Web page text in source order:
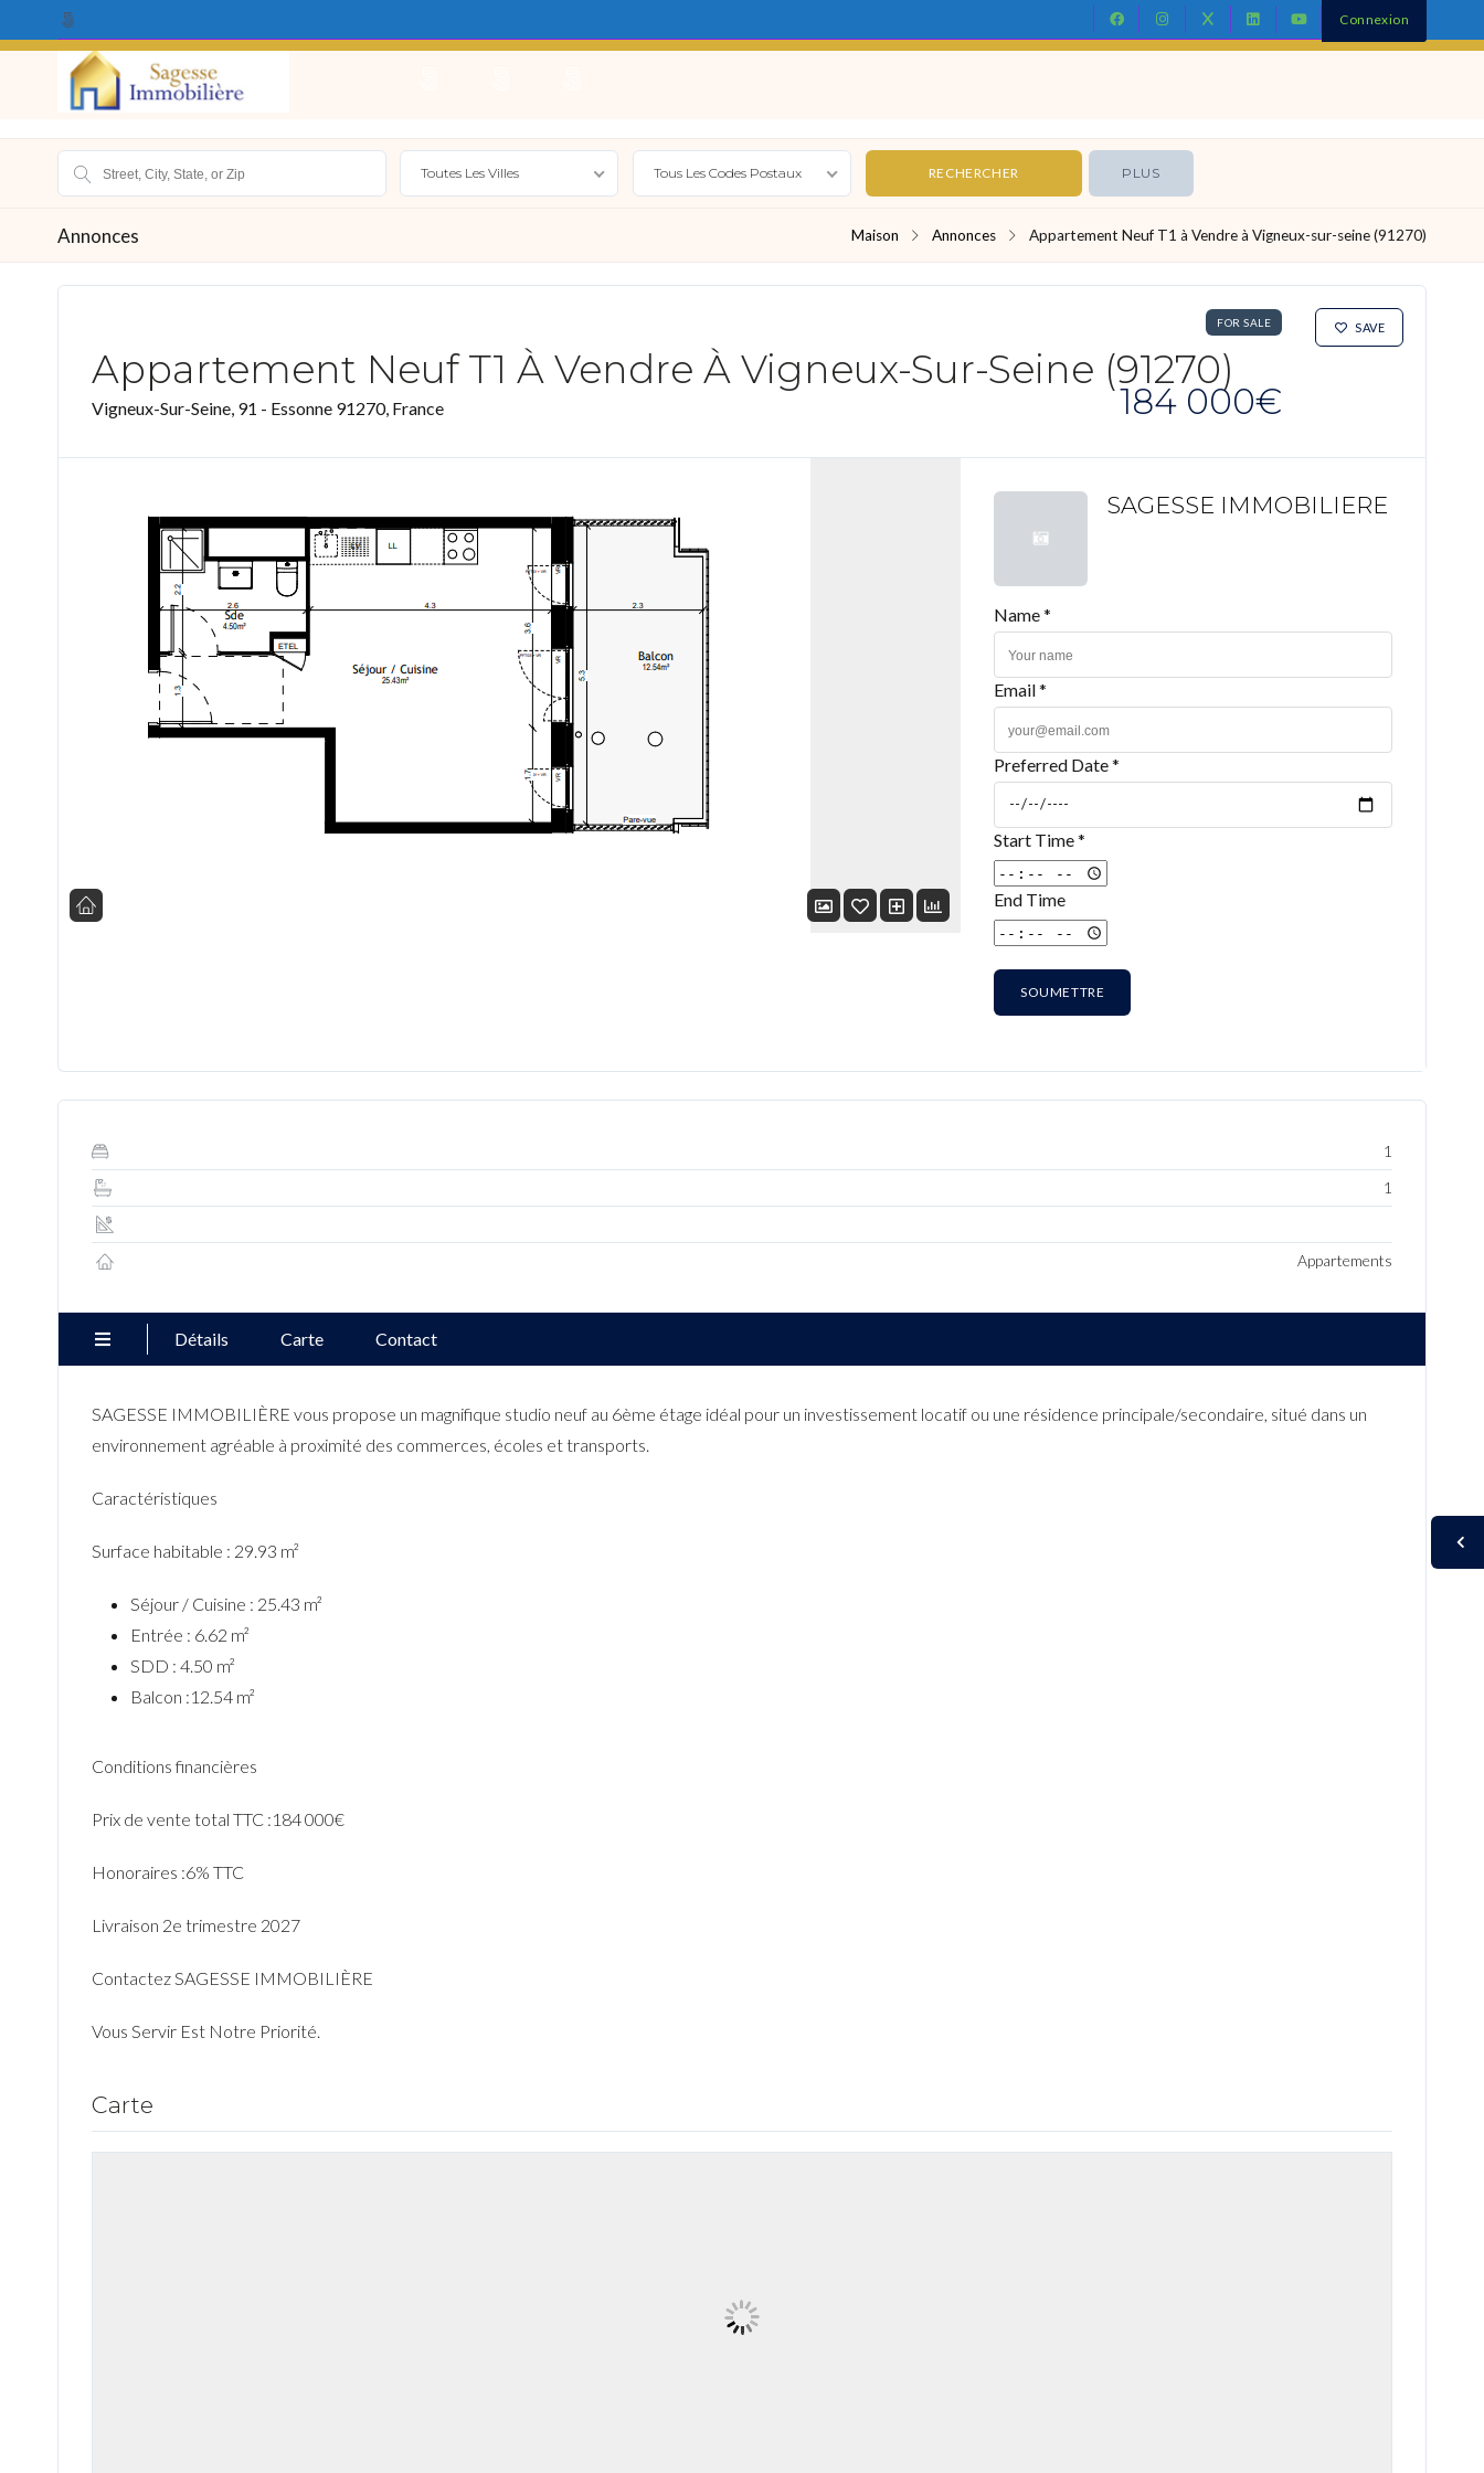
Connexion
Toutes Les Villes Tous Les Codes Postaux PLUS
Annonces Maison Annonces Appartement Neuf T1 à Vendre à Vigneux-sur-seine (91270)
FOR SALE
Appartement Neuf T1 À Vendre À Vigneux-Sur-Seine (91270)
Vigneux-Sur-Seine, 91 - Essonne 91270, France
SAVE
184 000€
SAGESSE IMMOBILIERE
Name *
Email *
Preferred Date *
Start Time *
End Time
SOUMETTRE
1
1
Appartements
Détails Carte Contact
SAGESSE IMMOBILIÈRE vous propose un magnifique studio neuf au 6ème étage idéal pour un investissement locatif ou une résidence principale/secondaire, situé dans un
environnement agréable à proximité des commerces, écoles et transports.
Caractéristiques
Surface habitable : 29.93 m²
Séjour / Cuisine : 25.43 m²
Entrée : 6.62 m²
SDD : 4.50 m²
Balcon :12.54 m²
Conditions financières
Prix de vente total TTC :184 000€
Honoraires :6% TTC
Livraison 2e trimestre 2027
Contactez SAGESSE IMMOBILIÈRE
Vous Servir Est Notre Priorité.
Carte
Connexion
Mot de passe
Mot de passe perdu ?